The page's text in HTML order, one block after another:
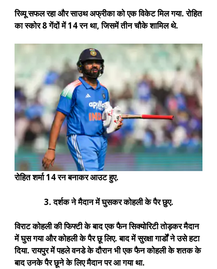
रिव्यू सफल रहा और साउथ अफ्रीका को एक विकेट मिल गया. रोहित
का स्कोर 8 गेंदों में 14 रन था, जिसमें तीन चौके शामिल थे.
रोहित शर्मा 14 रन बनाकर आउट हुए.
3. दर्शक ने मैदान में घुसकर कोहली के पैर छुए.
विराट कोहली की फिफ्टी के बाद एक फैन सिक्योरिटी तोड़कर मैदान
में घुस गया और कोहली के पैर छू लिए. बाद में सुरक्षा गार्डों ने उसे हटा
दिया. रायपुर में पहले वनडे के दौरान भी एक फैन कोहली के शतक के
बाद उनके पैर छूने के लिए मैदान पर आ गया था.